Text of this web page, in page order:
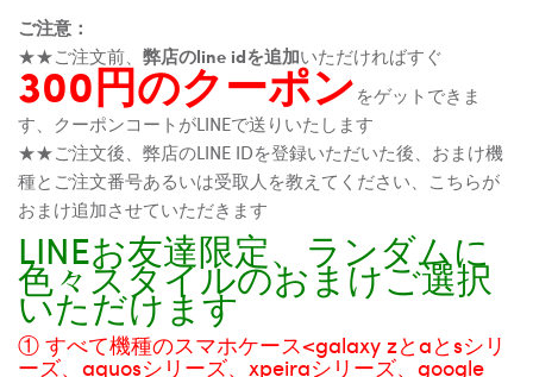
ご注意：
★★ご注文前、 弊店のline idを追加いただければすぐ
300円のクーポンをゲットできま
す、クーポンコートがLINEで送りいたします
★★ご注文後、弊店のLINE IDを登録いただいた後、おまけ機
種とご注文番号あるいは受取人を教えてください、こちらが
おまけ追加させていただきます
LINEお友達限定、ランダムに
色々スタイルのおまけご選択
いただけます
① すべて機種のスマホケース<galaxy zとaとsシリ
ーズ、aquosシリーズ、xpeiraシリーズ、google